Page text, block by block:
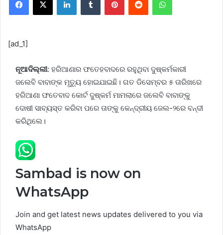
[ad_1]
ନୂଆଦିଲ୍ଲୀ: ହରିଆଣାର ଫତେହବାଦରେ ରହୁଥିବା ଦୁଷ୍କର୍ମକାରୀ
ଜଲେବି ବାବାଙ୍କ ମୃତ୍ୟୁ ହୋଇଯାଇଛି। ଗତ ଡିସେମ୍ବର ୫ ତାରିଖରେ
ହରିଆଣା ଫତେବାଦ କୋର୍ଟ ଦୁଷ୍କର୍ମ ମାମଲାରେ ଜଲେବି ବାବାଙ୍କୁ
ଦୋଷୀ ସାବ୍ୟସ୍ତ କରିବା ପରେ ତାଙ୍କୁ କେନ୍ଦ୍ରୀୟ ଜେଲ-୨ରେ ବନ୍ଦୀ
କରିଥିଲେ।
Sambad is now on
WhatsApp
Join and get latest news updates delivered to you via
WhatsApp